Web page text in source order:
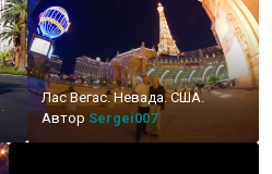
Лас Вегас. Невада. США.
Автор Sergei007